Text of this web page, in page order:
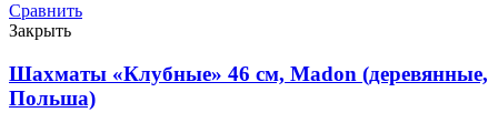
Сравнить
Закрыть
Шахматы «Клубные» 46 см, Madon (деревянные,
Польша)